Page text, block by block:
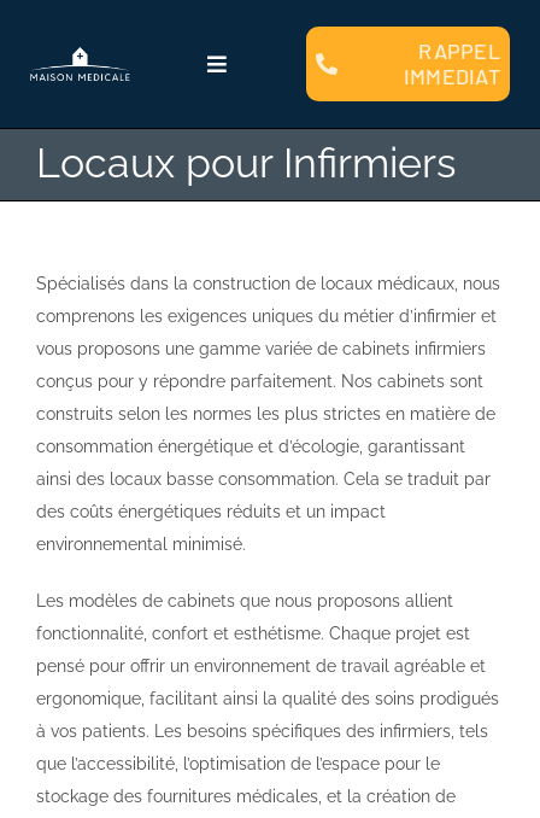
contenu
Toggle
Navigation
Clients
Plans et Modèles
Financement
Contact
RAPPEL
IMMEDIAT
Locaux pour Infirmiers
Spécialisés dans la construction de locaux médicaux, nous
comprenons les exigences uniques du métier d’infirmier et
vous proposons une gamme variée de cabinets infirmiers
conçus pour y répondre parfaitement. Nos cabinets sont
construits selon les normes les plus strictes en matière de
consommation énergétique et d’écologie, garantissant
ainsi des locaux basse consommation. Cela se traduit par
des coûts énergétiques réduits et un impact
environnemental minimisé.
Les modèles de cabinets que nous proposons allient
fonctionnalité, confort et esthétisme. Chaque projet est
pensé pour offrir un environnement de travail agréable et
ergonomique, facilitant ainsi la qualité des soins prodigués
à vos patients. Les besoins spécifiques des infirmiers, tels
que l’accessibilité, l’optimisation de l’espace pour le
stockage des fournitures médicales, et la création de